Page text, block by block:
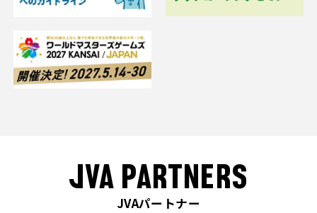
JVA PARTNERS
JVAパートナー